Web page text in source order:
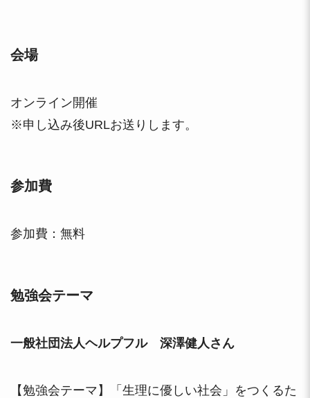
会場
オンライン開催
※申し込み後URLお送りします。
参加費
参加費：無料
勉強会テーマ
一般社団法人ヘルプフル 深澤健人さん
【勉強会テーマ】「生理に優しい社会」をつくるた